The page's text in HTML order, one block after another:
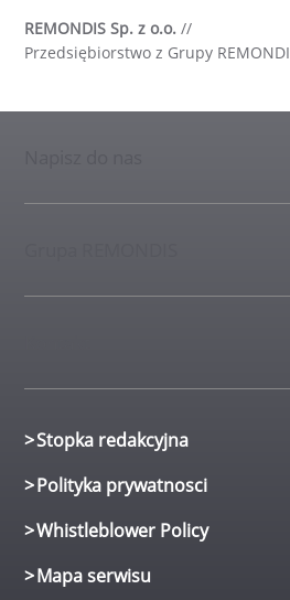
REMONDIS Sp. z o.o. //
Przedsiębiorstwo z Grupy
Stopka redakcyjna
Polityka prywatnosci
Whistleblower Policy
Mapa serwisu